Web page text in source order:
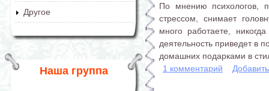
Другое
Наша группа
По мнению психологов,
стрессом, снимает
много работаете,
деятельность приведет в
домашних подарками в
1 комментарий